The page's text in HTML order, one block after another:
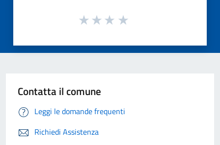
Contatta il comune
Leggi le domande frequenti
Richiedi Assistenza